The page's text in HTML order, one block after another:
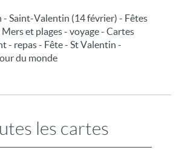
- Saint-Valentin (14 février) - Fêtes
et plages - voyage - Cartes
- repas - Fête - St Valentin -
du monde
les cartes